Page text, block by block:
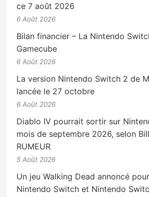
ce 7 août 2026
6 Août 2026
Bilan financier – La Nintendo
Gamecube
6 Août 2026
La version Nintendo Switch 2 de
lancée le 27 octobre
6 Août 2026
Diablo IV pourrait sortir sur
mois de septembre 2026, selon
RUMEUR
5 Août 2026
Un jeu Walking Dead annoncé
Nintendo Switch et Nintendo